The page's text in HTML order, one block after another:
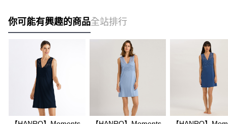
你可能有興趣的商品全站排行